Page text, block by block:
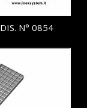
N° 0854